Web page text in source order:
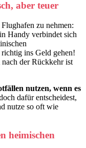
aber teuer
zu nehmen:
Handy verbindet sich
ins Geld gehen!
der Rückkehr ist
nutzen, wenn es
dafür entscheidest,
nutze so oft wie
heimischen